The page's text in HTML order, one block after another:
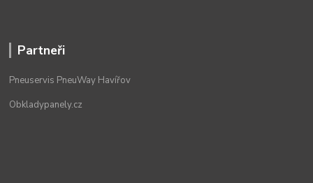
Partneři
Pneuservis PneuWay Havířov
Obkladypanely.cz